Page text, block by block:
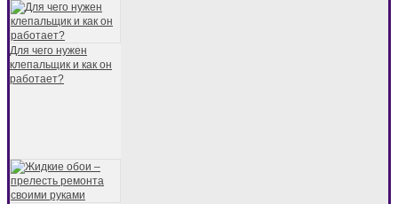
Для чего нужен
клепальщик и как он
работает?